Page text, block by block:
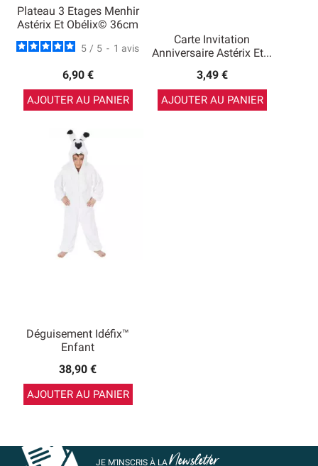
Plateau 3 Etages Menhir
Astérix Et Obélix© 36cm
5 / 5 - 1 avis
6,90 €
AJOUTER AU PANIER
Carte Invitation
Anniversaire Astérix Et...
3,49 €
AJOUTER AU PANIER
Déguisement Idéfix™
Enfant
38,90 €
AJOUTER AU PANIER
JE M’INSCRIS À LANewsletter